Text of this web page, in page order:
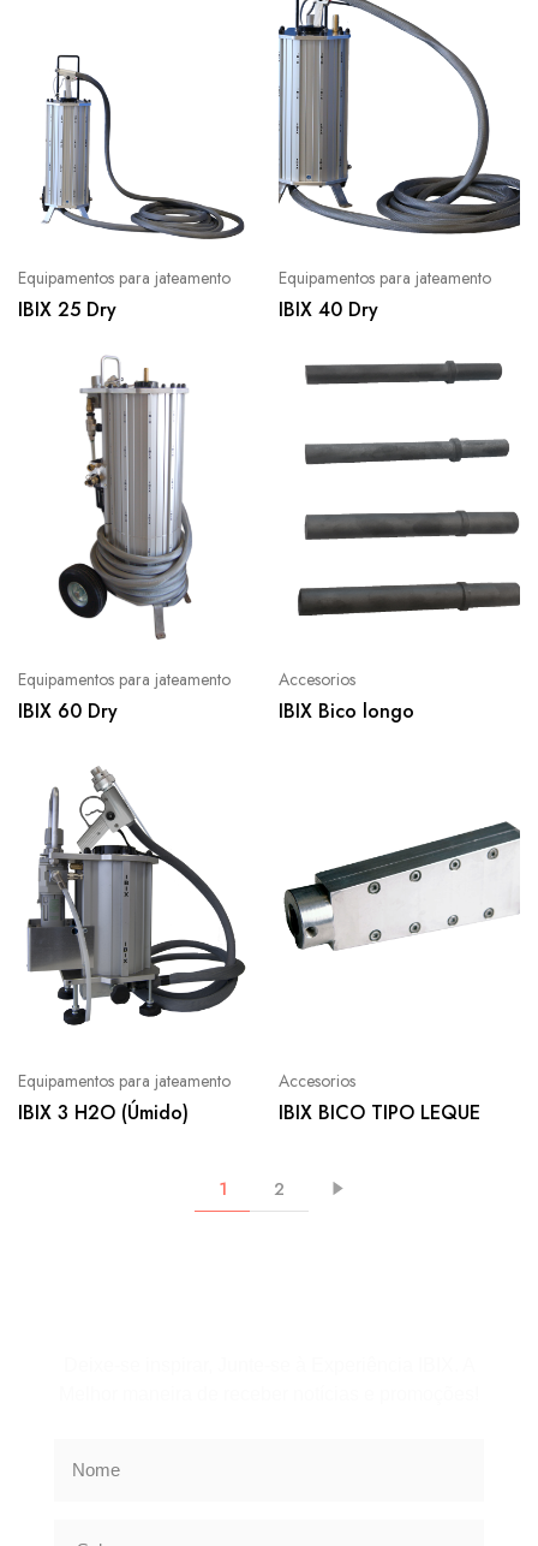
Equipamentos para jateamento
IBIX 25 Dry
Equipamentos para jateamento
IBIX 40 Dry
Equipamentos para jateamento
IBIX 60 Dry
Accesorios
IBIX Bico longo
Equipamentos para jateamento
IBIX 3 H2O (Úmido)
Accesorios
IBIX BICO TIPO LEQUE
1 2